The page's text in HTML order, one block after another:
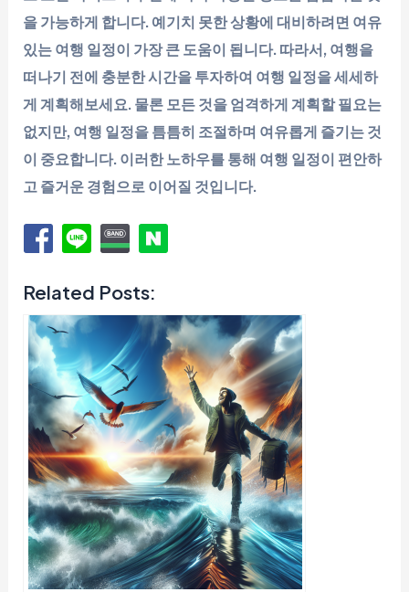
을 가능하게 합니다. 예기치 못한 상황에 대비하려면 여유
있는 여행 일정이 가장 큰 도움이 됩니다. 따라서, 여행을
떠나기 전에 충분한 시간을 투자하여 여행 일정을 세세하
게 계획해보세요. 물론 모든 것을 엄격하게 계획할 필요는
없지만, 여행 일정을 틈틈히 조절하며 여유롭게 즐기는 것
이 중요합니다. 이러한 노하우를 통해 여행 일정이 편안하
고 즐거운 경험으로 이어질 것입니다.
Related Posts: